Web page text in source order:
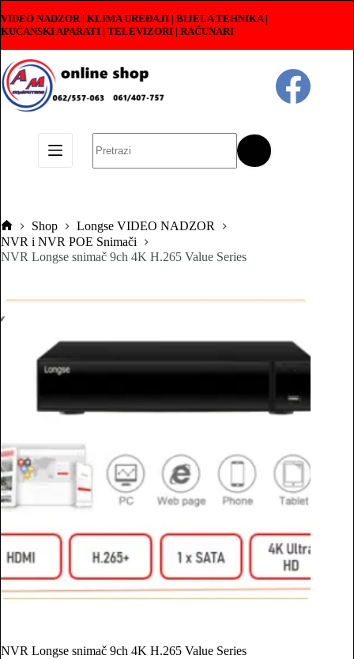
to
content
VIDEO NADZOR | KLIMA UREĐAJI | BIJELA TEHNIKA |
KUĆANSKI APARATI | TELEVIZORI | RAČUNARI
results
Pocetna
Shop
Longse VIDEO NADZOR
NVR i NVR POE Snimači
NVR Longse snimač 9ch 4K H.265 Value Series
NVR Longse snimač 9ch 4K H.265 Value Series